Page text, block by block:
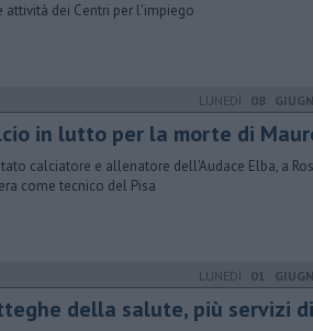
attività dei Centri per l'impiego
LUNEDÌ 08
in lutto per la morte di
calciatore e allenatore dell'Audace Elba, a
come tecnico del Pisa
LUNEDÌ 01
della salute, più servizi